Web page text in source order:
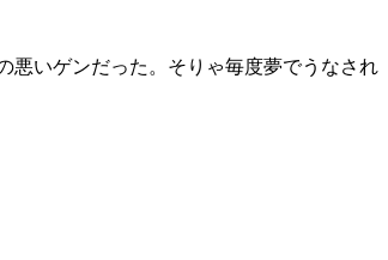
悪いゲンだった。そりゃ毎度夢でうなされ